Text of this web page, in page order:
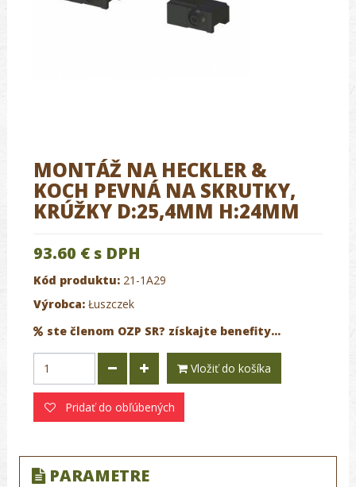
MONTÁŽ NA HECKLER &
KOCH PEVNÁ NA SKRUTKY,
KRÚŽKY D:25,4MM H:24MM
93.60 € s DPH
Kód produktu: 21-1A29
Výrobca: Łuszczek
ste členom OZP SR? získajte benefity...
Vložiť do košíka
Pridať do obľúbených
PARAMETRE